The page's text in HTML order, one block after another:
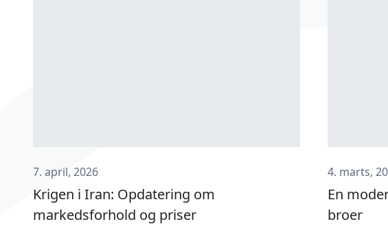
7. april, 2026
Krigen i Iran: Opdatering om
markedsforhold og priser
4. marts,
En
broer